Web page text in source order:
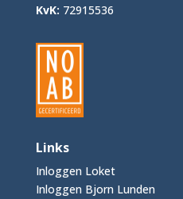
KvK: 72915536
Links
Inloggen Loket
Inloggen Bjorn Lunden